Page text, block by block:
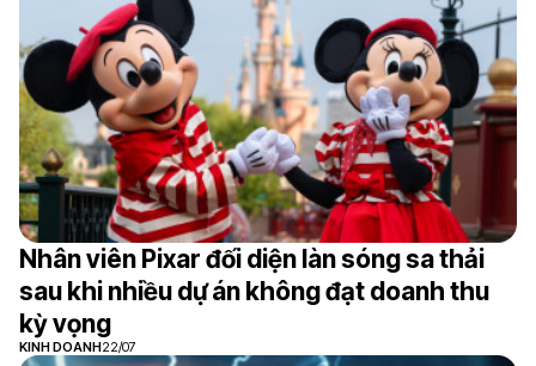
Nhân viên Pixar đối diện làn sóng sa thải
sau khi nhiều dự án không đạt doanh thu
kỳ vọng
KINH DOANH22/07